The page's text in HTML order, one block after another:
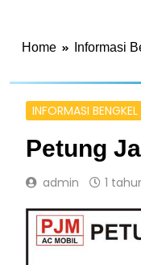
Home Informasi
INFORMASI
Petung
admin 1